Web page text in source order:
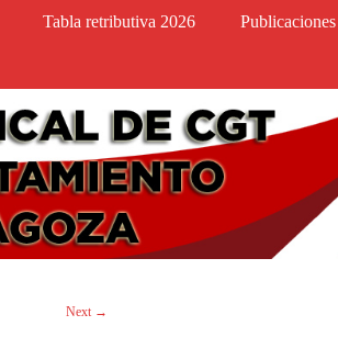
Tabla retributiva 2026 Publicaciones
Next →